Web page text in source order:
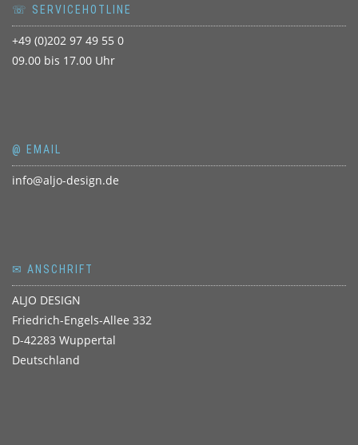
☏ SERVICEHOTLINE
+49 (0)202 97 49 55 0
09.00 bis 17.00 Uhr
@ EMAIL
info@aljo-design.de
✉ ANSCHRIFT
ALJO DESIGN
Friedrich-Engels-Allee 332
D-42283 Wuppertal
Deutschland